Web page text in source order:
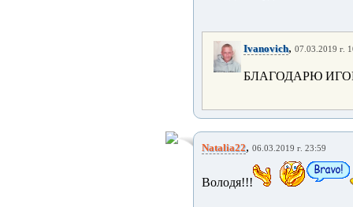
Ivanovich, 07.03.2019 г.
БЛАГОДАРЮ
Natalia22, 06.03.2019 г. 23:59
Володя!!!